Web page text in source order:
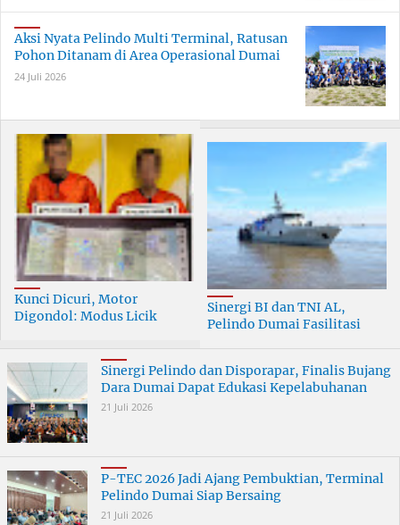
Aksi Nyata Pelindo Multi Terminal, Ratusan
Pohon Ditanam di Area Operasional Dumai
24 Juli 2026
Kunci Dicuri, Motor
Digondol: Modus Licik
Terungkap
Sinergi BI dan TNI AL,
Pelindo Dumai Fasilitasi
Sinergi Pelindo dan Disporapar, Finalis Bujang
Dara Dumai Dapat Edukasi Kepelabuhanan
21 Juli 2026
P-TEC 2026 Jadi Ajang Pembuktian, Terminal
Pelindo Dumai Siap Bersaing
21 Juli 2026